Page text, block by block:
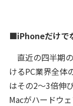
■iPhoneだけで
直近の四半期
けるPC業界全体
はその2〜3倍伸
Macがハードウ